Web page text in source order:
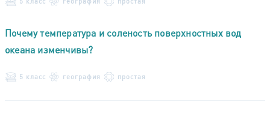
Почему температура и соленость поверхностных вод
океана изменчивы?
5 класс география простая